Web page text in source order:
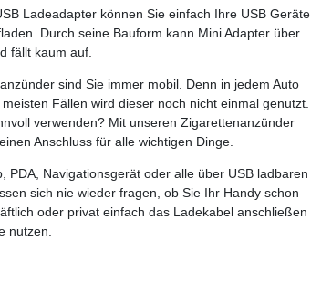
Ladeadapter können Sie einfach Ihre USB Geräte
Durch seine Bauform kann Mini Adapter über
fällt kaum auf.
sind Sie immer mobil. Denn in jedem Auto
Fällen wird dieser noch nicht einmal genutzt.
verwenden? Mit unseren Zigarettenanzünder
Anschluss für alle wichtigen Dinge.
PDA, Navigationsgerät oder alle über USB ladbaren
sich nie wieder fragen, ob Sie Ihr Handy schon
oder privat einfach das Ladekabel anschließen
nutzen.